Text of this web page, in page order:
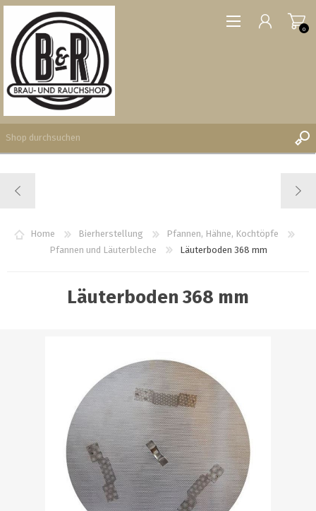
WUNSCHLISTE
0
0
Home Bierherstellung
Pfannen, Hähne, Kochtöpfe
Pfannen und Läuterbleche
Läuterboden 368 mm
Läuterboden 368 mm